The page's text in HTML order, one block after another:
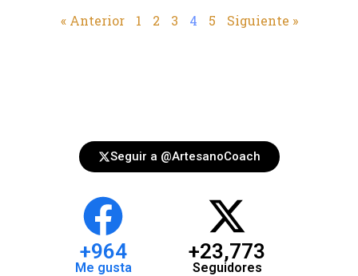
« Anterior 1 2 3 4 5 Siguiente »
Seguir a @ArtesanoCoach
+964
Me gusta
+23,773
Seguidores